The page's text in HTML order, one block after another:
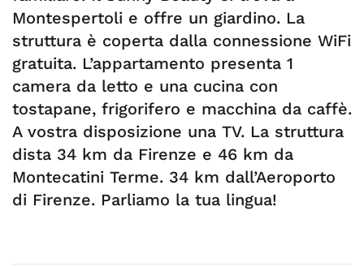
Montespertoli e offre un giardino. La
struttura è coperta dalla connessione WiFi
gratuita. L’appartamento presenta 1
camera da letto e una cucina con
tostapane, frigorifero e macchina da caffè.
A vostra disposizione una TV. La struttura
dista 34 km da Firenze e 46 km da
Montecatini Terme. 34 km dall’Aeroporto
di Firenze. Parliamo la tua lingua!